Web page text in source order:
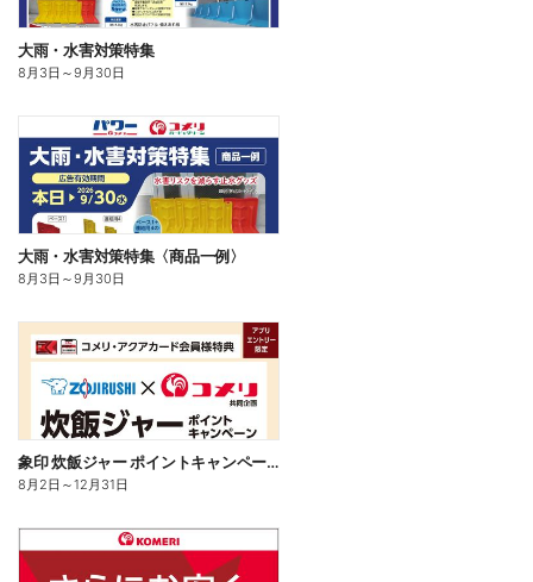
大雨・水害対策特集
8月3日 ～9月30日
大雨・水害対策特集〈商品一例〉
8月3日 ～9月30日
象印 炊飯ジャー ポイントキャンペーン
8月2日 ～12月31日